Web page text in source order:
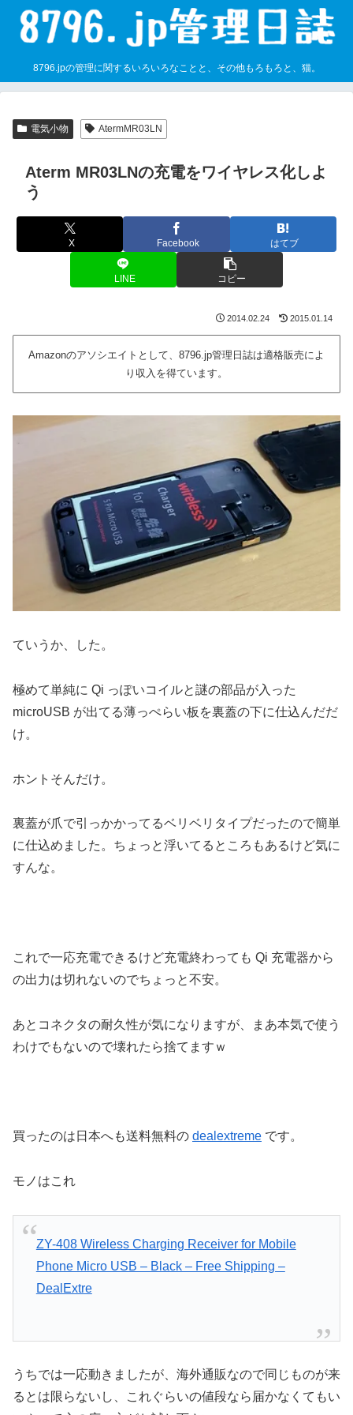
8796.jpの管理に関するいろいろなことと、その他もろもろと、猫。
電気小物 AtermMR03LN
Aterm MR03LNの充電をワイヤレス化しよ
う
X Facebook はてブ
LINE コピー
2014.02.24 2015.01.14
Amazonのアソシエイトとして、8796.jp管理日誌は適格販売によ
り収入を得ています。
ていうか、した。
極めて単純に Qi っぽいコイルと謎の部品が入った
microUSB が出てる薄っぺらい板を裏蓋の下に仕込んだだ
け。
ホントそんだけ。
裏蓋が爪で引っかかってるベリベリタイプだったので簡単
に仕込めました。ちょっと浮いてるところもあるけど気に
すんな。
これで一応充電できるけど充電終わっても Qi 充電器から
の出力は切れないのでちょっと不安。
あとコネクタの耐久性が気になりますが、まあ本気で使う
わけでもないので壊れたら捨てますｗ
買ったのは日本へも送料無料の dealextreme です。
モノはこれ
ZY-408 Wireless Charging Receiver for Mobile
Phone Micro USB – Black – Free Shipping –
DealExtre
うちでは一応動きましたが、海外通販なので同じものが来
るとは限らないし、これぐらいの値段なら届かなくてもい